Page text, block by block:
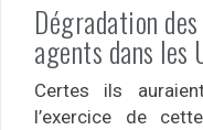
Dégradation
agents dans les
Certes ils
l’exercice de